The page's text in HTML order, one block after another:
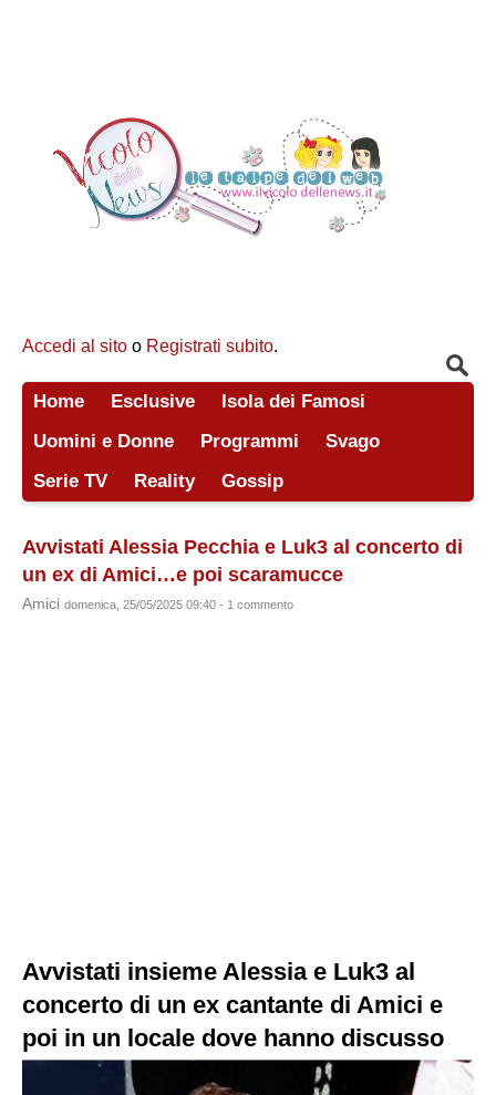
Accedi al sito o Registrati subito.
Home Esclusive
Isola dei Famosi
Uomini e Donne
Programmi
Svago
Serie TV
Reality Gossip
Avvistati Alessia Pecchia e Luk3 al concerto di
un ex di Amici…e poi scaramucce
Amici domenica, 25/05/2025 09:40 - 1 commento
Avvistati insieme Alessia e Luk3 al
concerto di un ex cantante di Amici e
poi in un locale dove hanno discusso